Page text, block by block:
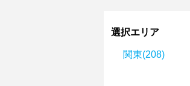
選択エリア
関東(208)